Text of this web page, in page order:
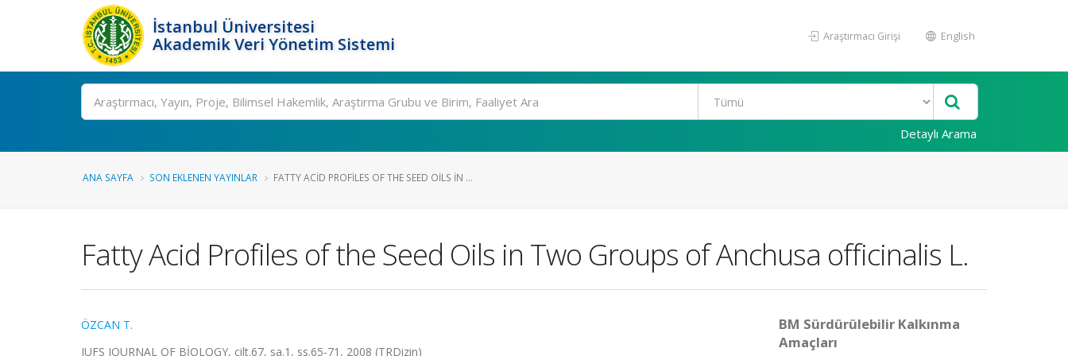
İstanbul Üniversitesi
Akademik Veri Yönetim Sistemi
Araştırmacı Girişi English
Ara
Detaylı Arama
ANA SAYFA SON EKLENEN YAYINLAR FATTY ACID PROFILES OF THE SEED OILS IN ...
Fatty Acid Profiles of the Seed Oils in Two Groups of Anchusa officinalis L.
ÖZCAN T.
IUFS JOURNAL OF BİOLOGY, cilt.67, sa.1, ss.65-71, 2008 (TRDizin)
BM Sürdürülebilir Kalkınma
Amaçları